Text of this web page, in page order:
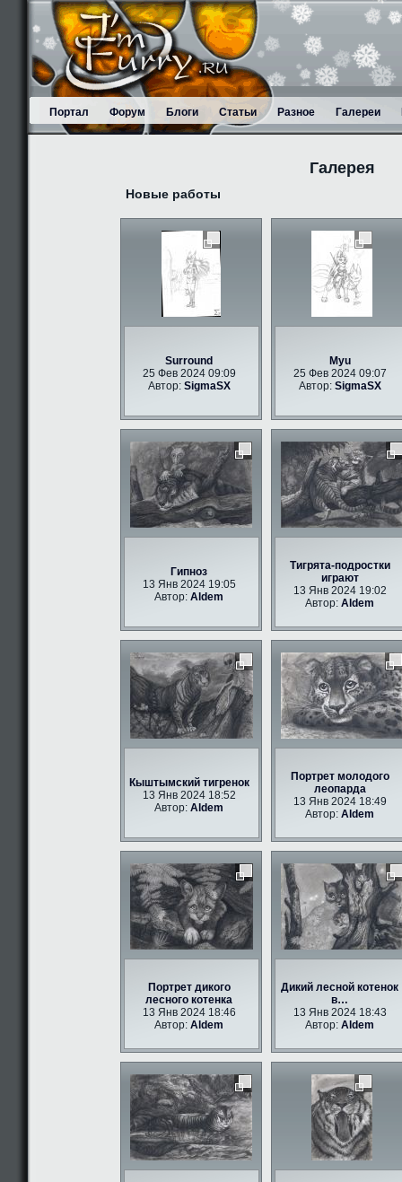
Портал Форум Блоги Статьи Разное Галереи
Галерея
Новые работы
Surround
25 Фев 2024 09:09
Автор: SigmaSX
Myu
25 Фев 2024 09:07
Автор: SigmaSX
Гипноз
13 Янв 2024 19:05
Автор:Aldem
Тигрята-подростки
играют
13 Янв 2024 19:02
Автор:Aldem
Кыштымский тигренок
13 Янв 2024 18:52
Автор:Aldem
Портрет молодого
леопарда
13 Янв 2024 18:49
Автор:Aldem
Портрет дикого
лесного котенка
13 Янв 2024 18:46
Автор:Aldem
Дикий лесной котенок
в…
13 Янв 2024 18:43
Автор:Aldem